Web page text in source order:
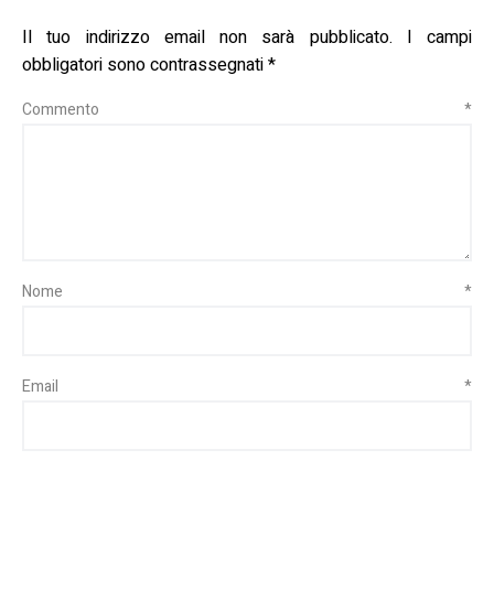
Il tuo indirizzo email non sarà pubblicato.
I campi
obbligatori sono contrassegnati*
Commento *
Nome *
Email *